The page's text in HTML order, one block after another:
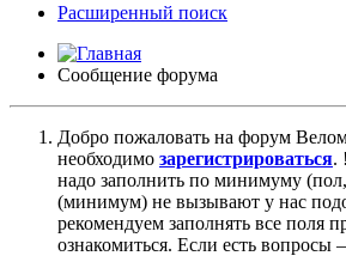
Расширенный поиск
Сообщение форума
Добро пожаловать на форум
необходимо зарегистрироваться.
надо заполнить по минимуму
(минимум) не вызывают у нас
рекомендуем заполнять все поля
ознакомиться. Если есть